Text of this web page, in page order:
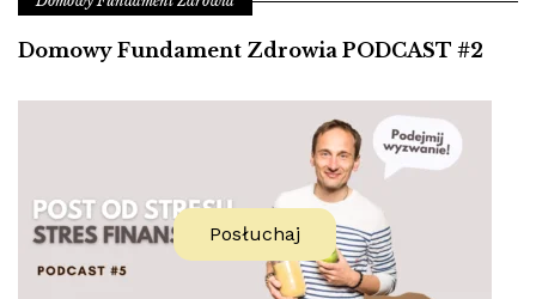
Domowy Fundament Zdrowia PODCAST #2
Posłuchaj